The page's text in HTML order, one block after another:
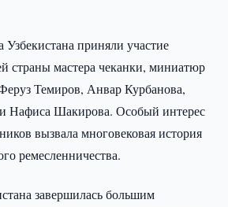
Узбекистана приняли участие
страны мастера чеканки, миниатюр
Темиров, Анвар Курбанова,
Нафиса Шакирова. Особый интерес
вызвала многовековая история
ремесленничества.
завершилась большим